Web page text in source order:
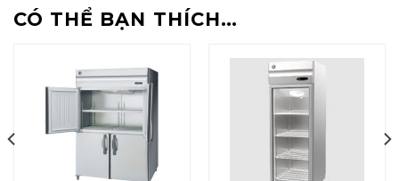
CÓ THỂ BẠN THÍCH…